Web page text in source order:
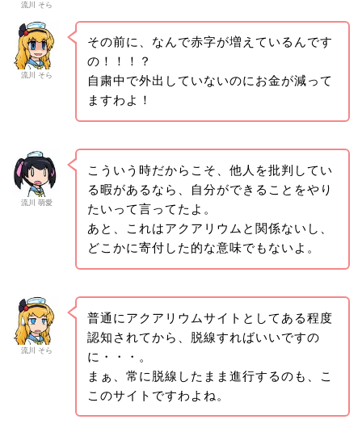
流川 そら
流川 そら
その前に、なんで赤字が増えているんです
の！！！？
自粛中で外出していないのにお金が減って
ますわよ！
流川 萌愛
こういう時だからこそ、他人を批判してい
る暇があるなら、自分ができることをやり
たいって言ってたよ。
あと、これはアクアリウムと関係ないし、
どこかに寄付した的な意味でもないよ。
流川 そら
普通にアクアリウムサイトとしてある程度
認知されてから、脱線すればいいですの
に・・・。
まぁ、常に脱線したまま進行するのも、こ
このサイトですわよね。